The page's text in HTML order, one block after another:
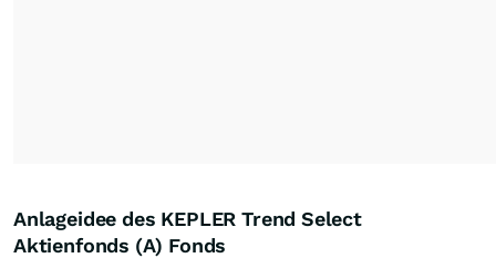
Anlageidee des KEPLER Trend Select
Aktienfonds (A) Fonds